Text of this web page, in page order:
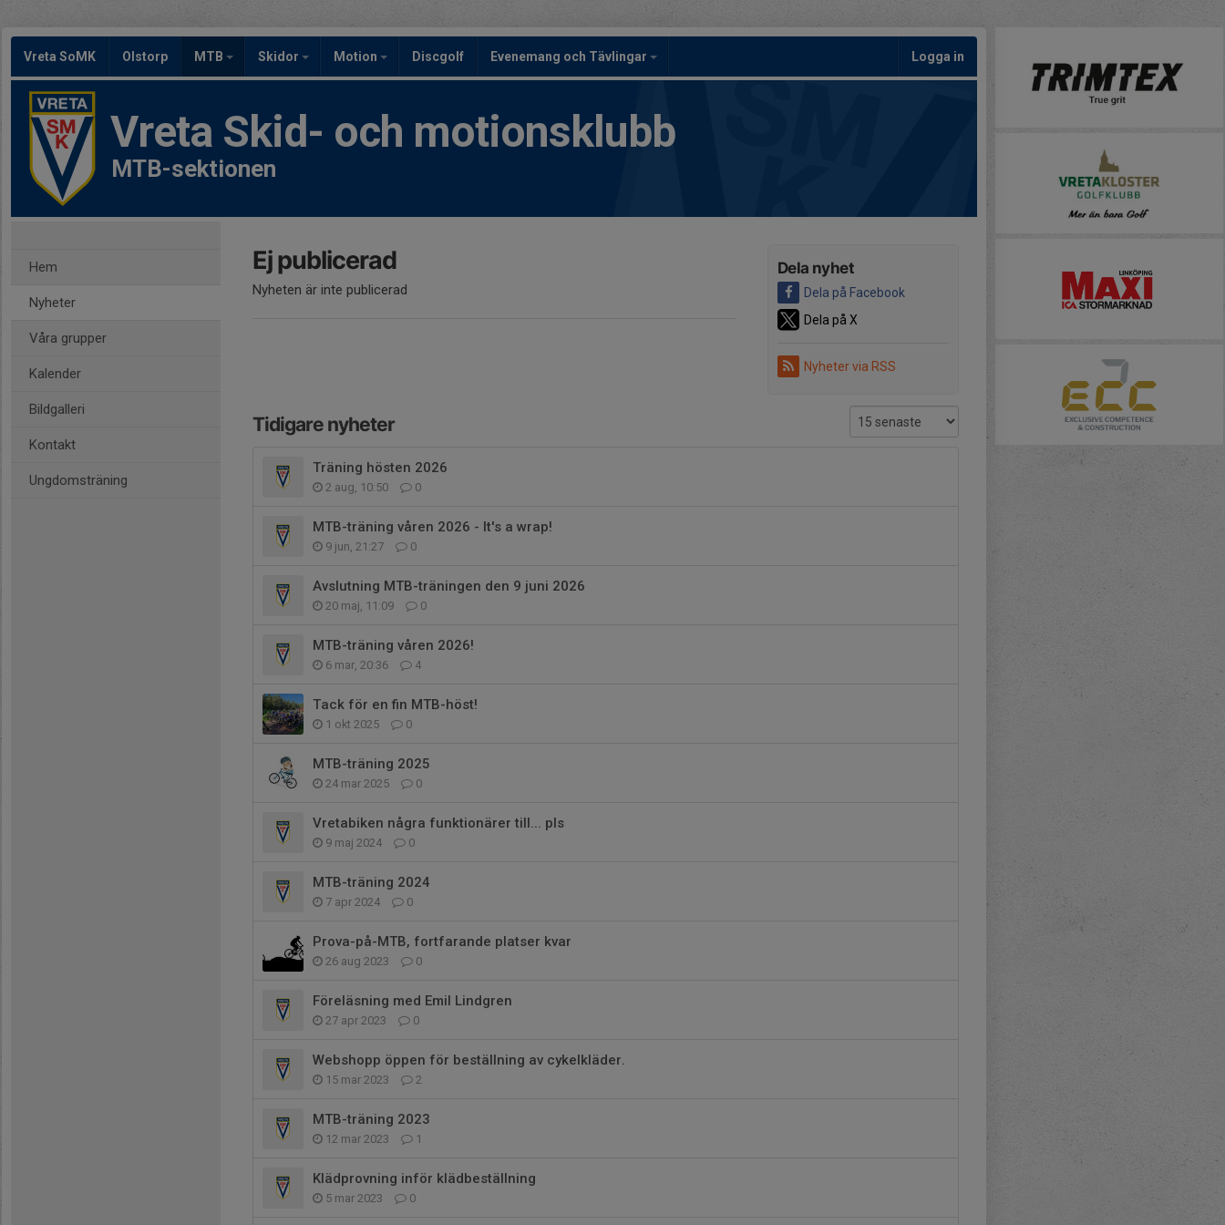
Vreta SoMK Olstorp MTB Skidor Motion Discgolf Evenemang och Tävlingar Logga in
Vreta Skid- och motionsklubb
MTB-sektionen
Hem
Nyheter
Våra grupper
Kalender
Bildgalleri
Kontakt
Ungdomsträning
Dela nyhet
Dela på Facebook
Dela på X
Nyheter via RSS
Ej publicerad
Nyheten är inte publicerad
Tidigare nyheter
Träning hösten 2026
2 aug, 10:50 0
MTB-träning våren 2026 - It's a wrap!
9 jun, 21:27 0
Avslutning MTB-träningen den 9 juni 2026
20 maj, 11:09 0
MTB-träning våren 2026!
6 mar, 20:36 4
Tack för en fin MTB-höst!
1 okt 2025 0
MTB-träning 2025
24 mar 2025 0
Vretabiken några funktionärer till... pls
9 maj 2024 0
MTB-träning 2024
7 apr 2024 0
Prova-på-MTB, fortfarande platser kvar
26 aug 2023 0
Föreläsning med Emil Lindgren
27 apr 2023 0
Webshopp öppen för beställning av cykelkläder.
15 mar 2023 2
MTB-träning 2023
12 mar 2023 1
Klädprovning inför klädbeställning
5 mar 2023 0